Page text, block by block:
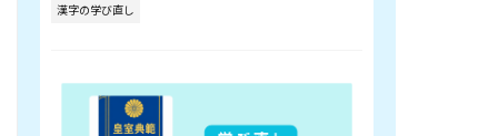
漢字の学び直し